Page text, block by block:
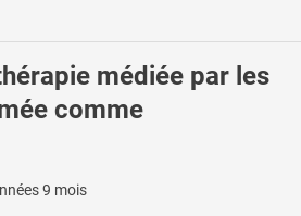
médiée par les
comme
9 mois